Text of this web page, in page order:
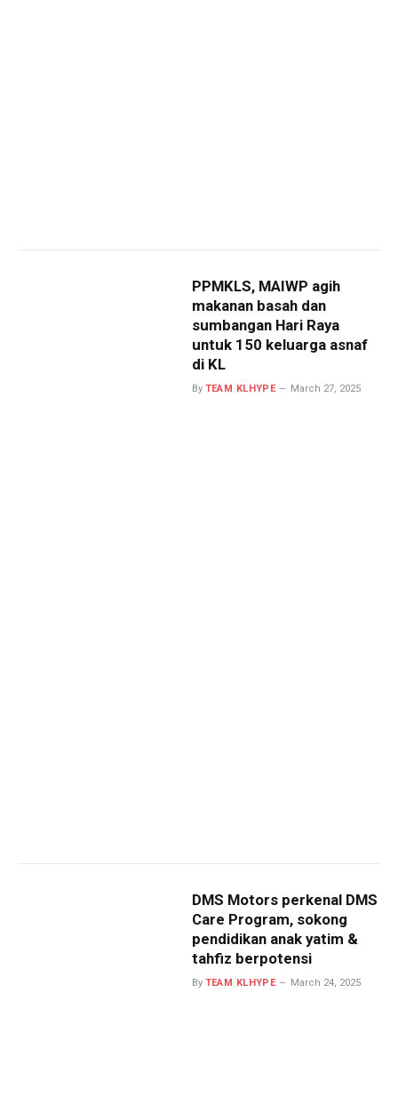
PPMKLS, MAIWP agih
makanan basah dan
sumbangan Hari Raya
untuk 150 keluarga asnaf
di KL
By TEAM KLHYPE March 27, 2025
DMS Motors perkenal DMS
Care Program, sokong
pendidikan anak yatim &
tahfiz berpotensi
By TEAM KLHYPE March 24, 2025